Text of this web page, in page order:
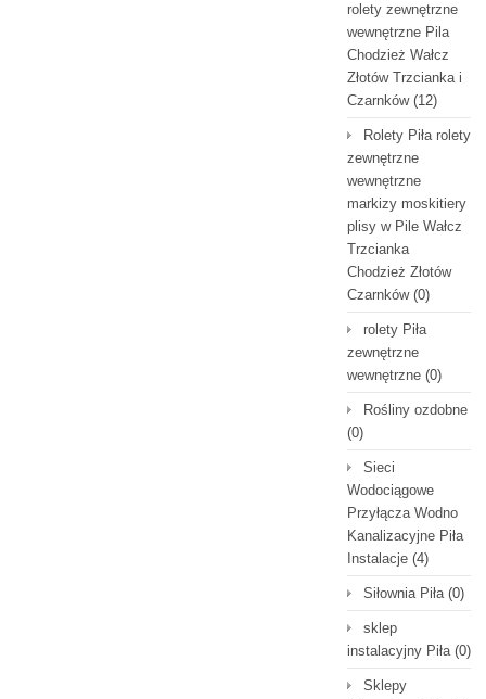
rolety zewnętrzne
wewnętrzne Pila
Chodzież Wałcz
Złotów Trzcianka i
Czarnków(12)
Rolety Piła rolety
zewnętrzne
wewnętrzne
markizy moskitiery
plisy w Pile Wałcz
Trzcianka
Chodzież Złotów
Czarnków(0)
rolety Piła
zewnętrzne
wewnętrzne (0)
Rośliny ozdobne
(0)
Sieci
Wodociągowe
Przyłącza Wodno
Kanalizacyjne Piła
Instalacje (4)
Siłownia Piła(0)
sklep
instalacyjny Piła(0)
Sklepy